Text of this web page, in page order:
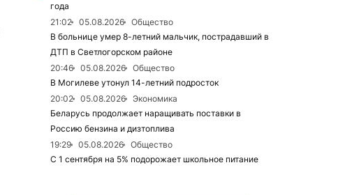
года
21:02
05.08.2026
Общество
В больнице умер 8-летний мальчик, пострадавший в
ДТП в Светлогорском районе
20:46
05.08.2026
Общество
В Могилеве утонул 14-летний подросток
20:02
05.08.2026
Экономика
Беларусь продолжает наращивать поставки в
Россию бензина и дизтоплива
19:29
05.08.2026
Общество
С 1 сентября на 5% подорожает школьное питание